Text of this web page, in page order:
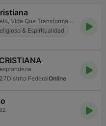
Adoración Que Toca el Cielo, Vida Que Transforma el Mundo
& Espiritualidad
27Distrito FederalOnline